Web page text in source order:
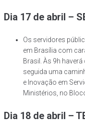
Dia 17 de abril –
Os servidores
em Brasília com
Brasil. Às 9h
seguida uma
e Inovação em
Ministérios, no
Dia 18 de abril –